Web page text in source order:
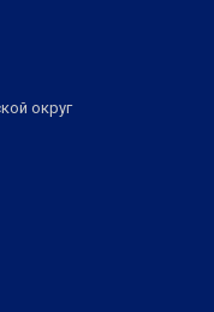
округ